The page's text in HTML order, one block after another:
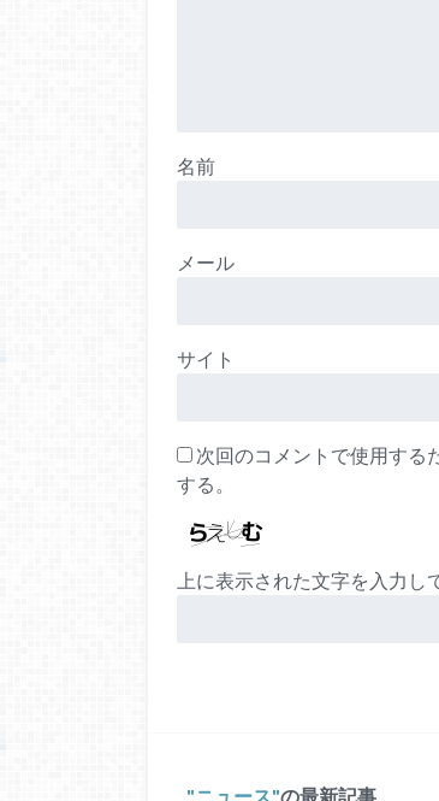
名前
メール
サイト
次回のコメントで使用する
する。
上に表示された文字を入力し
ニュース の最新記事